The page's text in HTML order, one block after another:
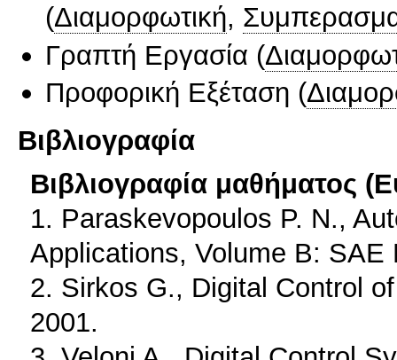
(Διαμορφωτική,
Γραπτή Εργασία (
Προφορική Εξέταση (
Βιβλιογραφία
Βιβλιογραφία μαθήματος
1. Paraskevopoulos P. N.,
Applications, Volume B:
2. Sirkos G., Digital Control
2001.